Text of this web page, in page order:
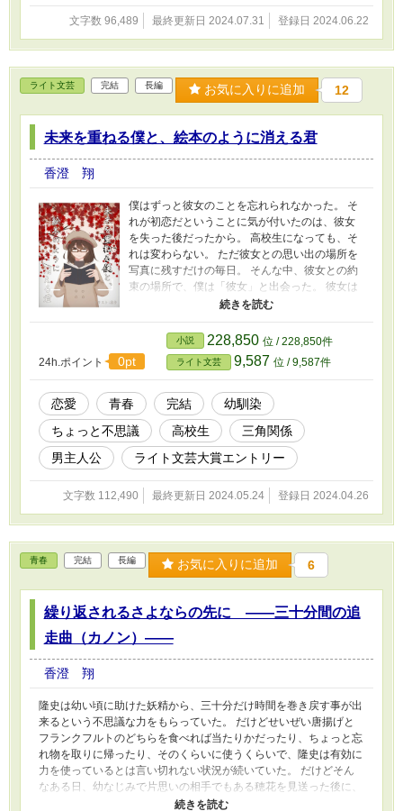
文字数 96,489 最終更新日 2024.07.31 登録日 2024.06.22
ライト文芸 完結 長編 お気に入りに追加 12
未来を重ねる僕と、絵本のように消える君
香澄 翔
僕はずっと彼女のことを忘れられなかった。 そ
れが初恋だということに気が付いたのは、彼女
を失った後だったから。 高校生になっても、そ
れは変わらない。 ただ彼女との思い出の場所を
写真に残すだけの毎日。 そんな中、彼女との約
束の場所で、僕は「彼女」と出会った。 彼女は
自分のことを幼なじみの「未来」だと名乗る。
は、七年前に僕をかばって事故で亡くなったの
だから。 どうして彼女は「みらい」だと名乗っ
たのだろう。 彼女は、いったい何者なのだろう
か。 それとも本当に彼女は未来なのだろうか。
そんなことはありえないと思いつつも、少しず
つ僕は初恋を取り戻していく。 その結末に何が
待っているかなんて、わからないまま―― この
物語はある少年の切ない恋のお話です。 完結し
ています。 表紙イラストは花音さんに描いてい
ただきました。 第７回ライト文芸大賞で奨励賞
をいただきました。ありがとうございました！
24h.ポイント 0pt
小説 228,850 位 / 228,850件
ライト文芸 9,587 位 / 9,587件
恋愛 青春 完結
幼馴染
ちょっと不思議
高校生
三角関係
男主人公
ライト文芸大賞エントリー
文字数 112,490 最終更新日 2024.05.24 登録日 2024.04.26
青春 完結 長編 お気に入りに追加 6
繰り返されるさよならの先に ――三十分間の追
走曲（カノン）――
香澄 翔
隆史は幼い頃に助けた妖精から、三十分だけ時間を巻き戻す事が出
来るという不思議な力をもらっていた。 だけどせいぜい唐揚げと
フランクフルトのどちらを食べれば当たりかだったり、ちょっと忘
れ物を取りに帰ったり、そのくらいに使うくらいで、隆史は有効に
力を使っているとは言い切れない状況が続いていた。 だけどそん
なある日、幼なじみで片思いの相手でもある穂花を見送った後に、
突然猛スピードで突っ込んできた車によって事故に遭うところを目